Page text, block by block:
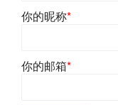
你的昵称*
你的邮箱*